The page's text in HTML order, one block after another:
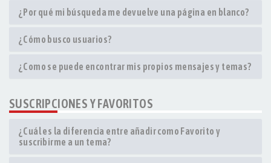
¿Por qué mi búsqueda me devuelve una página en blanco?
¿Cómo busco usuarios?
¿Como se puede encontrar mis propios mensajes y temas?
SUSCRIPCIONES Y FAVORITOS
¿Cuál es la diferencia entre añadir como Favorito y
suscribirme a un tema?